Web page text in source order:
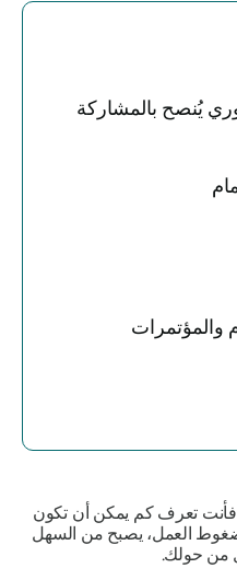
يُنصح بالمشاركة
تعرف كم يمكن أن تكون
العمل، يصبح من السهل
من حولك.